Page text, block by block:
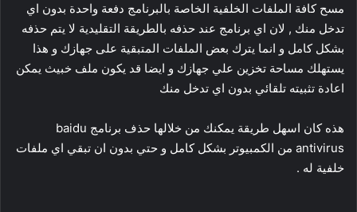
مسح كافة الملفات الخلفية الخاصة بالبرنامج دفعة واحدة بدون اي
تدخل منك , لان اي برنامج عند حذفه بالطريقة التقليدية لا يتم حذفه
بشكل كامل و انما يترك بعض الملفات المتبقية على جهازك و هذا
يستهلك مساحة تخزين علي جهازك و ايضا قد يكون ملف خبيث يمكن
اعادة تثبيته تلقائي بدون اي تدخل منك
هذه كان اسهل طريقة يمكنك من خلالها حذف برنامج baidu
antivirus من الكمبيوتر بشكل كامل و حتي بدون ان تبقي اي ملفات
خلفية له .